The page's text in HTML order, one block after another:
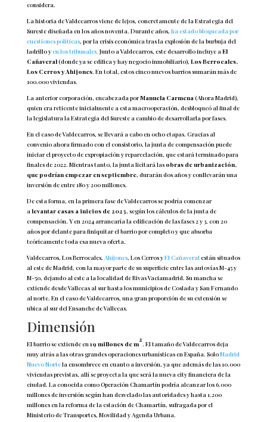
considera.
La historia de Valdecarros viene de lejos, concretamente de la Estrategia del
Sureste diseñada en los años noventa. Durante años, ha estado bloqueada por
cuestiones políticas, por la crisis económica tras la explosión de la burbuja del
ladrillo yen los tribunales. Junto a Valdecarros, este desarrollo incluye aEl
Cañaveral(donde ya se edifica y hay negocio inmobiliario), Los Berrocales,
Los Cerros y Ahijones. En total, estos cinco nuevos barrios sumarán más de
100.000 viviendas.
La anterior corporación, encabezada porManuela Carmena(Ahora Madrid),
quien era reticente inicialmente a esta macrooperación, desbloqueó al final de
la legislatura la Estrategia del Sureste a cambio de desarrollarla por fases.
En el caso de Valdecarros, se llevará a cabo en ocho etapas. Gracias al
convenio ahora firmado con el consistorio, la junta de compensación puede
iniciar el proyecto de expropiación y reparcelación, que estará terminado para
finales de 2022. Mientras tanto, la junta licitará las obras de urbanización,
que podrían empezar en septiembre, durarán dos años y conllevarán una
inversión de entre 180 y 200 millones.
De esta forma, en la primera fase de Valdecarros se podría comenzar
alevantar casas a inicios de 2023, según los cálculos de la junta de
compensación. Y en 2024 arrancaría la edificación de las fases 2 y 3, con 20
años por delante para finiquitar el barrio por completo y que absorba
teóricamente toda esa nueva oferta.
Valdecarros, Los Berrocales, Ahijones, Los Cerros yEl Cañaveralestán situados
al este de Madrid, con la mayor parte de su superficie entre las autovías M-45 y
M-50, dejando al este a la localidad de Rivas Vaciamadrid. Su mancha se
extiende desde Vallecas al sur hasta los municipios de Coslada y San Fernando
al norte. En el caso de Valdecarros, una gran proporción de su extensión se
ubica al sur del Ensanche de Vallecas.
Dimensión
El barrio se extiende en19 millones de m
2
. El tamaño de Valdecarros deja
muy atrás a las otras grandes operaciones urbanísticas en España. SoloMadrid
Nuevo Nortela ensombrece en cuanto a inversión, ya que además de las 10.000
viviendas previstas, allí se proyecta la que será la nueva city financiera de la
ciudad. La conocida como Operación Chamartín podría alcanzar los 6.000
millones de inversión según han desvelado las autoridades y hasta 1.200
millones en la reforma de la estación de Chamartín, sufragada por el
Ministerio de Transportes, Movilidad y Agenda Urbana.